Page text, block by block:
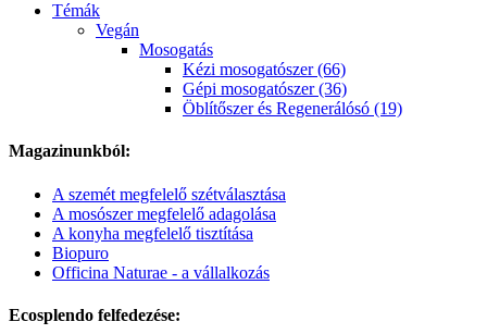
Témák
Vegán
Mosogatás
Kézi mosogatószer (66)
Gépi mosogatószer (36)
Öblítőszer és Regenerálósó (19)
Magazinunkból:
A szemét megfelelő szétválasztása
A mosószer megfelelő adagolása
A konyha megfelelő tisztítása
Biopuro
Officina Naturae - a vállalkozás
Ecosplendo felfedezése: